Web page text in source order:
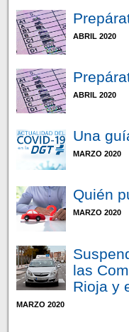
ABRIL 2020
ABRIL 2020
Una
MARZO 2020
Quién
MARZO 2020
las
Rioja y
MARZO 2020